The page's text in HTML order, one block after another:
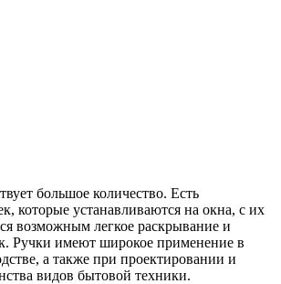
большое количество. Есть
которые устанавливаются на окна, с их
возможным легкое раскрывание и
Ручки имеют широкое применение в
а также при проектировании и
видов бытовой техники.